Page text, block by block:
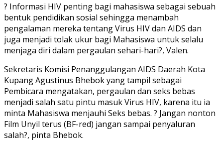
? Informasi HIV penting bagi mahasiswa sebagai sebuah
bentuk pendidikan sosial sehingga menambah
pengalaman mereka tentang Virus HIV dan AIDS dan
juga menjadi tolak ukur bagi Mahasiswa untuk selalu
menjaga diri dalam pergaulan sehari-hari?, Valen.
Sekretaris Komisi Penanggulangan AIDS Daerah Kota
Kupang Agustinus Bhebok yang tampil sebagai
Pembicara mengatakan, pergaulan dan seks bebas
menjadi salah satu pintu masuk Virus HIV, karena itu ia
minta Mahasiswa menjauhi Seks bebas. ? Jangan nonton
Film Unyil terus (BF-red) jangan sampai penyaluran
salah?, pinta Bhebok.